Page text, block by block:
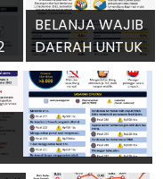
INDONESIA
MENINGKAT
ALOKASI
ANGGARAN
PEMBANGUNAN
IKN TAHUN 2022
UPAYA
PEMERINTAH